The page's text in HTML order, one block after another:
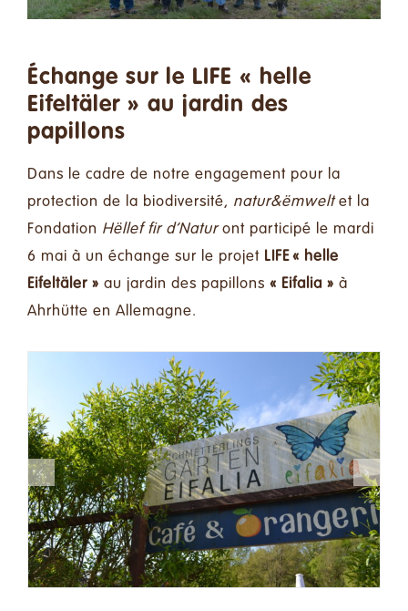
Rechercher:
Français
Échange sur le LIFE « helle
Eifeltäler » au jardin des
papillons
Dans le cadre de notre engagement pour la
protection de la biodiversité, natur&ëmweltet la
Fondation Hëllef fir d’Naturont participé le mardi
6 mai à un échange sur le projet LIFE « helle
Eifeltäler » au jardin des papillons « Eifalia » à
Ahrhütte en Allemagne.